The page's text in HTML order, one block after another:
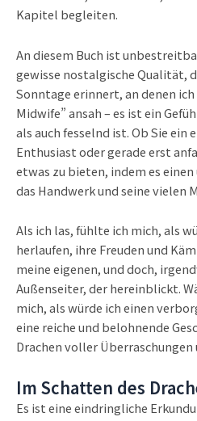
Kapitel begleiten.
An diesem Buch ist
gewisse nostalgische Qualität,
Sonntage erinnert, an denen
Midwife” ansah – es ist ein
als auch fesselnd ist. Ob Sie ein
Enthusiast oder gerade erst
etwas zu bieten, indem es
das Handwerk und seine vielen
Als ich las, fühlte ich mich, als
herlaufen, ihre Freuden und
meine eigenen, und doch,
Außenseiter, der hereinblickt.
mich, als würde ich einen
eine reiche und belohnende
Drachen voller Überraschungen
Im Schatten des
Es ist eine eindringliche